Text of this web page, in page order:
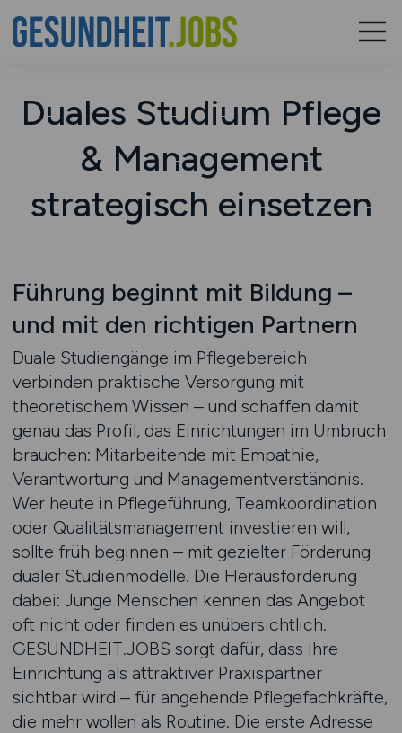
Duales Studium Pflege
& Management
strategisch einsetzen
Führung beginnt mit Bildung –
und mit den richtigen Partnern
Duale Studiengänge im Pflegebereich
verbinden praktische Versorgung mit
theoretischem Wissen – und schaffen damit
genau das Profil, das Einrichtungen im Umbruch
brauchen: Mitarbeitende mit Empathie,
Verantwortung und Managementverständnis.
Wer heute in Pflegeführung, Teamkoordination
oder Qualitätsmanagement investieren will,
sollte früh beginnen – mit gezielter Förderung
dualer Studienmodelle. Die Herausforderung
dabei: Junge Menschen kennen das Angebot
oft nicht oder finden es unübersichtlich.
GESUNDHEIT.JOBS sorgt dafür, dass Ihre
Einrichtung als attraktiver Praxispartner
sichtbar wird – für angehende Pflegefachkräfte,
die mehr wollen als Routine. Die erste Adresse